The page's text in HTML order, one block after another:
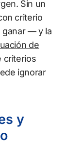
Sin un
criterio
ganar — y la
de
criterios
ignorar
y